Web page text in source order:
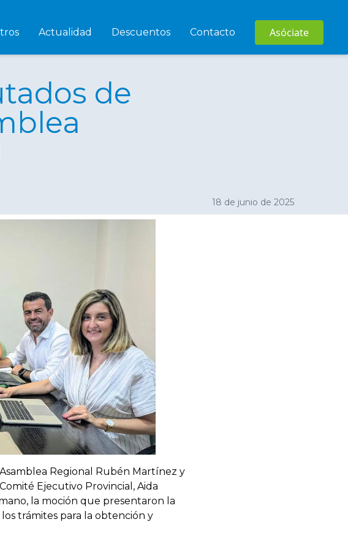
Actualidad Descuentos Contacto Asóciate
de
18 de junio de 2025
Regional Rubén Martínez y
Ejecutivo Provincial, Aida
la moción que presentaron la
trámites para la obtención y